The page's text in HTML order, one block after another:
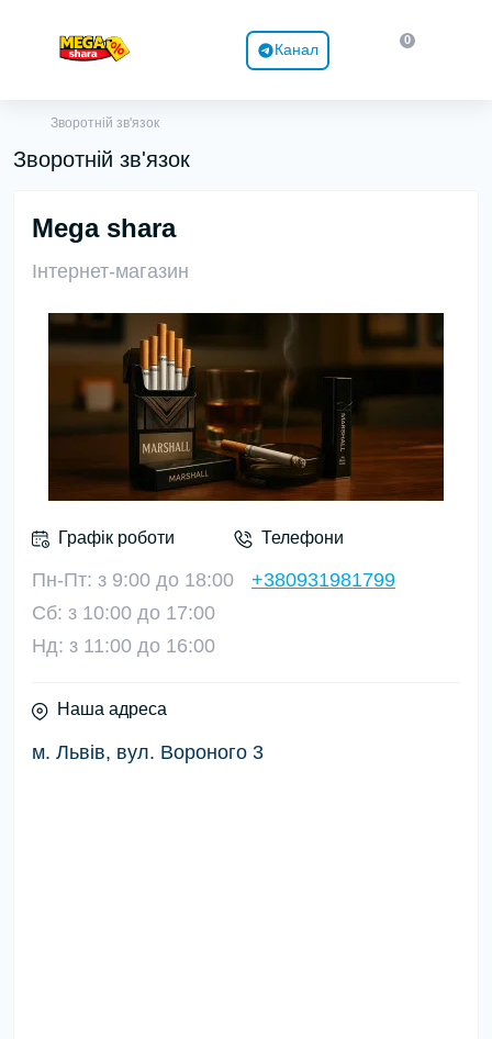
Канал
0
Зворотній зв'язок
Зворотній зв'язок
Mega shara
Інтернет-магазин
Графік роботи
Пн-Пт: з 9:00 до 18:00
Сб: з 10:00 до 17:00
Нд: з 11:00 до 16:00
Телефони
+380931981799
Наша адреса
м. Львів, вул. Вороного 3